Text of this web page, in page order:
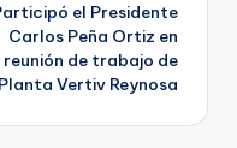
el Presidente
Carlos Peña Ortiz en
reunión de trabajo de
Planta Vertiv Reynosa